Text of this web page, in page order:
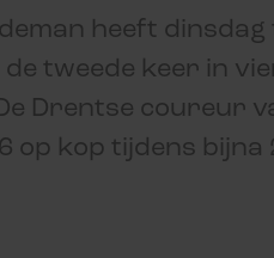
heeft
de tweede keer in
Drentse coureur
op kop tijdens bijna